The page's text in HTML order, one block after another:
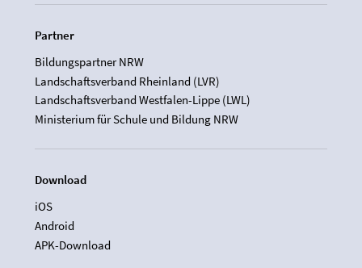
Partner
Bildungspartner NRW
Landschaftsverband Rheinland (LVR)
Landschaftsverband Westfalen-Lippe (LWL)
Ministerium für Schule und Bildung NRW
Download
iOS
Android
APK-Download